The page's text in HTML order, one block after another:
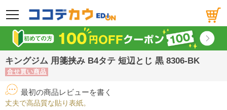
メニュー
キングジム 用箋挟み B4タテ 短辺とじ 黒 8306-BK
合せ買い商品
最初の商品レビューを書く
丈夫で高品質な貼り表紙。